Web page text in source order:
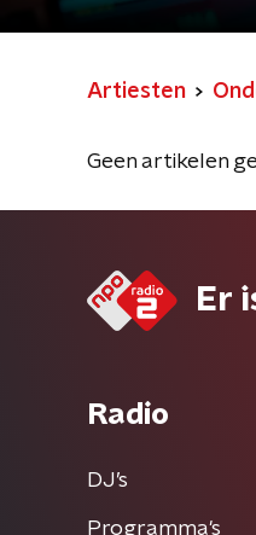
Artiesten
Geen artikelen
Er
Radio
DJ’s
Programma's